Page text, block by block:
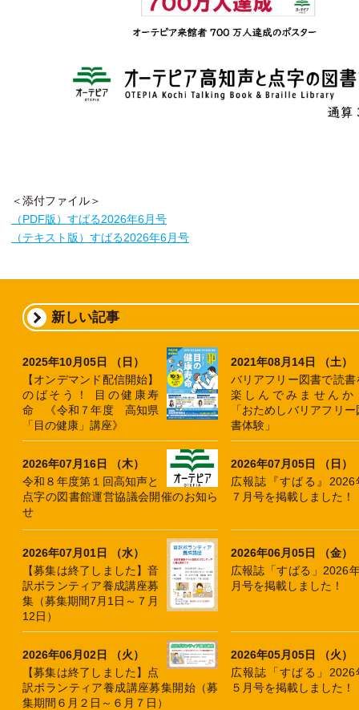
＜添付ファイル＞
（PDF版）すばる2026年6月号
（テキスト版）すばる2026年6月号
新しい記事
2025年10月05日 （日）
【オンデマンド配信開始】
のばそう！ 目の健康寿
命 《令和７年度 高知県
「目の健康」講座》
2021年08月14日 （土）
バリアフリー図書で読書
楽しんでみませんか
「おためしバリアフリー
書体験」
2026年07月16日 （木）
令和８年度第１回高知声と
点字の図書館運営協議会開催のお知ら
せ
2026年07月05日 （日）
広報誌『すばる』2026
７月号を掲載しました！
2026年07月01日 （水）
【募集は終了しました】音
訳ボランティア養成講座募
集（募集期間7月1日～７月
12日）
2026年06月05日 （金）
広報誌「すばる」2026
月号を掲載しました！
2026年06月02日 （火）
【募集は終了しました】点
訳ボランティア養成講座募集開始（募
集期間６月２日～６月７日）
2026年05月05日 （火）
広報誌「すばる」2026
５月号を掲載しました！